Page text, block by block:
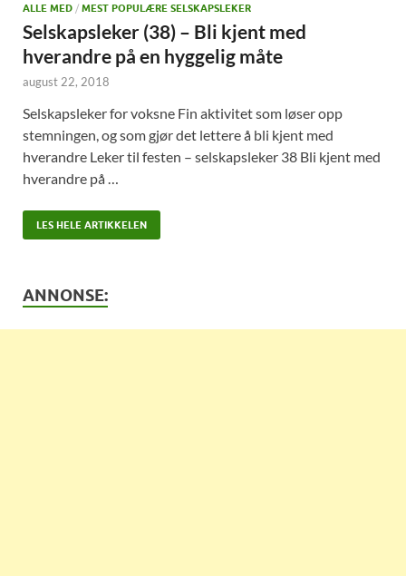
ALLE MED / MEST POPULÆRE SELSKAPSLEKER
Selskapsleker (38) – Bli kjent med
hverandre på en hyggelig måte
august 22, 2018
Selskapsleker for voksne Fin aktivitet som løser opp
stemningen, og som gjør det lettere å bli kjent med
hverandre Leker til festen – selskapsleker 38 Bli kjent med
hverandre på …
LES HELE ARTIKKELEN
ANNONSE: